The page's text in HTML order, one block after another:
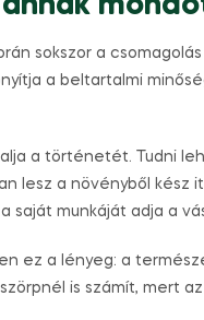
sokszor a
a beltartalmi
a történetét. Tudni
lesz a növényből kész
saját munkáját adja a
ez a lényeg: a
is számít, mert